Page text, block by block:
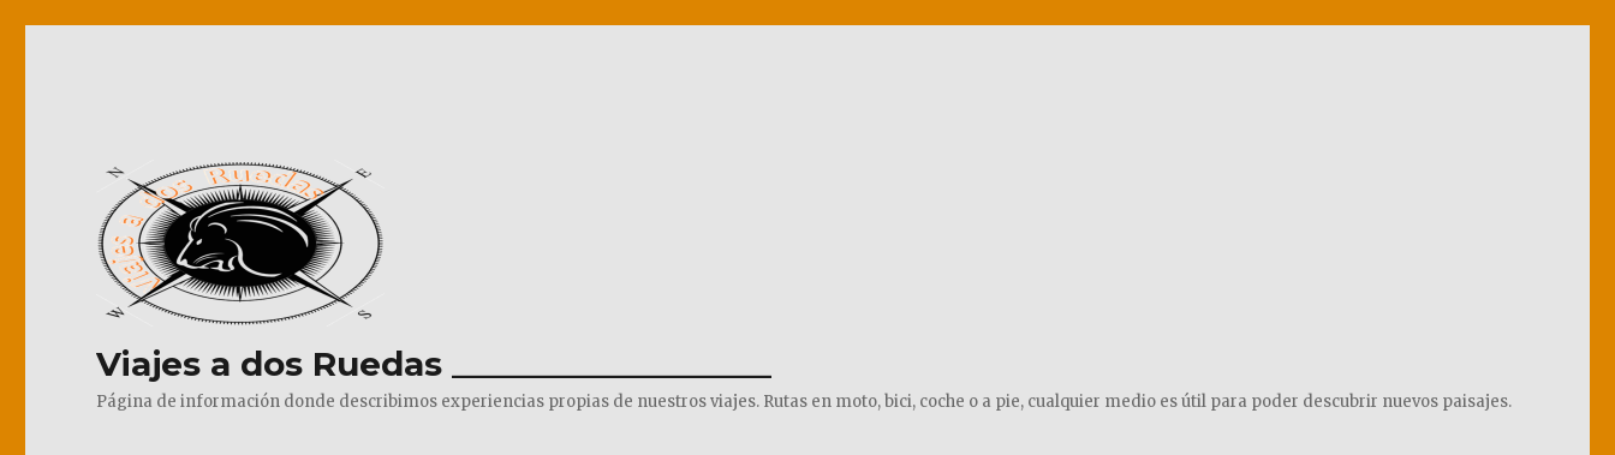
Viajes a dos Ruedas ___________________
Página de información donde describimos experiencias propias de nuestros viajes. Rutas en moto, bici, coche o a pie, cualquier medio es útil para poder descubrir nuevos paisajes.